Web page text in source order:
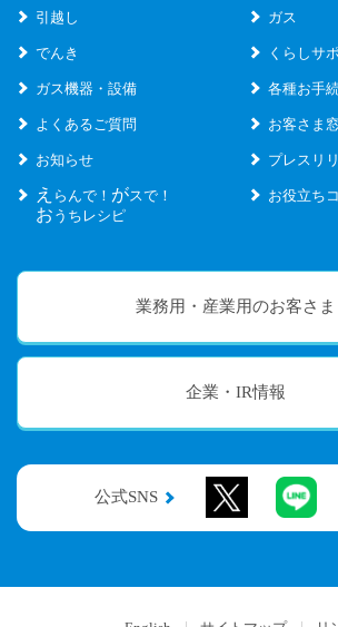
引越し ガス
でんき くらしサ
ガス機器・設備 各種お手
よくあるご質問 お客さま
お知らせ プレスリ
え らんで！ がスで！
お うちレシピ
お役立ち
業務用・産業用のお客さま
企業・IR情報
公式SNS